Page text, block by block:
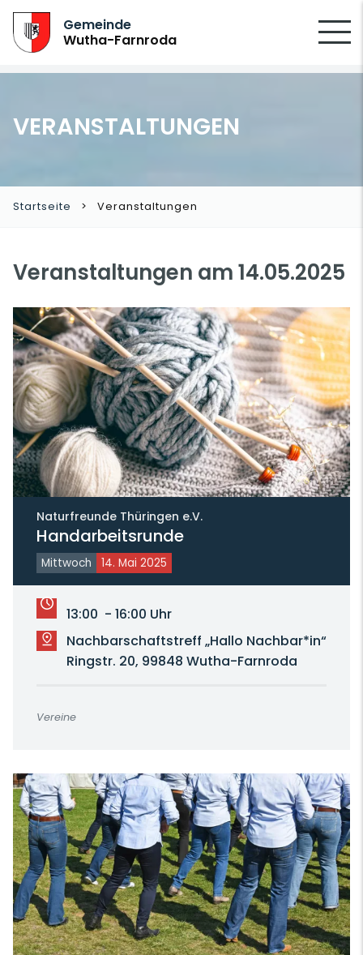
Gemeinde
Wutha-Farnroda
VERANSTALTUNGEN
Startseite Veranstaltungen
Veranstaltungen am 14.05.2025
Naturfreunde Thüringen e.V.
Handarbeitsrunde
Mittwoch 14. Mai 2025
13:00 - 16:00 Uhr
Nachbarschaftstreff „Hallo Nachbar*in“
Ringstr. 20, 99848 Wutha-Farnroda
Vereine